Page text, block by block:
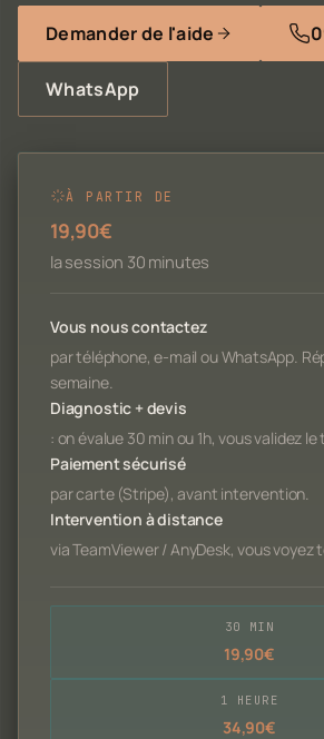
Demander de l'aide
WhatsApp
À PARTIR DE
19,90€
la session 30 minutes
Vous nous contactez
par téléphone, e-mail ou WhatsApp.
semaine.
Diagnostic + devis
: on évalue 30 min ou 1h, vous validez le
Paiement sécurisé
par carte (Stripe), avant intervention.
Intervention à distance
via TeamViewer / AnyDesk, vous voyez
30 MIN
19,90€
1 HEURE
34,90€